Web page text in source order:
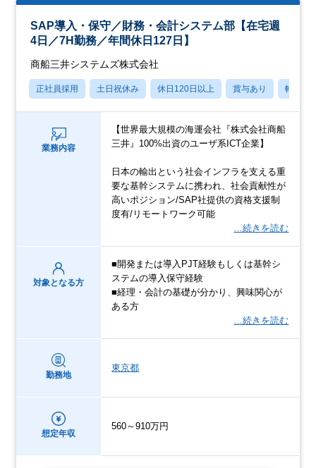
SAP導入・保守／財務・会計システム部【在宅週
4日／7H勤務／年間休日127日】
商船三井システムズ株式会社
正社員採用 土日祝休み 休日120日以上 賞与あり 転勤な
業務内容
【世界最大規模の海運会社『株式会社商船
三井』100%出資のユーザ系ICT企業】
日本の輸出という社会インフラを支える重
要な基幹システムに携われ、社会貢献性が
高いポジション/SAP社提供の資格支援制
度有/リモートワーク可能
…続きを読む
対象となる方
■開発または導入PJT経験もしくは基幹シ
ステムの導入保守経験
■経理・会計の基礎が分かり、興味関心が
ある方
…続きを読む
勤務地
東京都
想定年収
560～910万円